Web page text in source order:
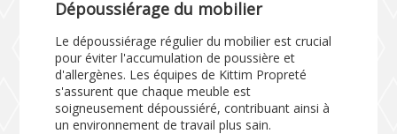
Dépoussiérage du mobilier
Le dépoussiérage régulier du mobilier est crucial
pour éviter l'accumulation de poussière et
d'allergènes. Les équipes de Kittim Propreté
s'assurent que chaque meuble est
soigneusement dépoussiéré, contribuant ainsi à
un environnement de travail plus sain.